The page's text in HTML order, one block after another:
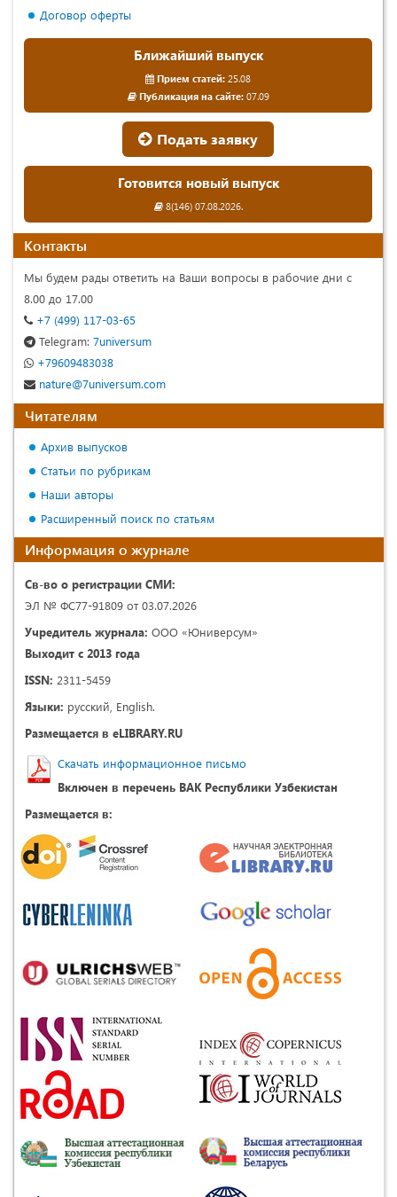
Договор оферты
Ближайший выпуск
Прием статей: 25.08
Публикация на сайте:07.09
Подать заявку
Готовится новый выпуск
8(146) 07.08.2026.
Контакты
Мы будем рады ответить на Ваши вопросы в рабочие дни с
8.00 до 17.00
+7 (499) 117-03-65
Telegram: 7universum
+79609483038
nature@7universum.com
Читателям
Архив выпусков
Статьи по рубрикам
Наши авторы
Расширенный поиск по статьям
Информация о журнале
Св-во о регистрации СМИ:
ЭЛ № ФС77-91809 от 03.07.2026
Учредитель журнала: ООО «Юниверсум»
Выходит с 2013 года
ISSN: 2311-5459
Языки: русский, English.
Размещается в eLIBRARY.RU
Скачать информационное письмо
Включен в перечень ВАК Республики Узбекистан
Размещается в: